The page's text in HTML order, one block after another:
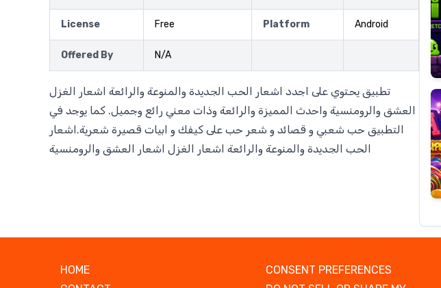
License Free Platform Android
Offered By N/A
تطبيق يحتوي على اجدد اشعار الحب الجديدة والمنوعة والرائعة اشعار الغزل
العشق والرومنسية واحدث المميزة والرائعة وذات معني رائع وجميل. كما يوجد في
التطبيق حب شعبي و قصائد و شعر حب على كيفك و ابيات قصيرة شعرية.اشعار
الحب الجديدة والمنوعة والرائعة اشعار الغزل اشعار العشق والرومنسية
HOME
CONSENT PREFERENCES